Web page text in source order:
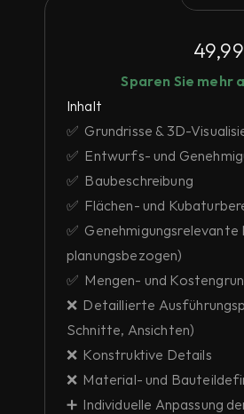
Sparen Sie mehr
Inhalt
✅  Grundrisse & 3D-
✅  Entwurfs- und
✅  Baubeschreibung
✅  Flächen- und
✅
planungsbezogen)
✅  Mengen- und
❌  Detaillierte
Schnitte, Ansichten)
❌  Konstruktive Details
❌  Material- und
➕  Individuelle Anpassung